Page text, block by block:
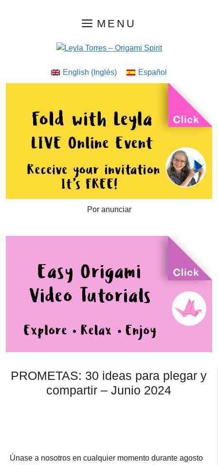
MENU
English ( Inglés) Español
Por anunciar
PROMETAS: 30 ideas para plegar y
compartir – Junio 2024
Únase a nosotros en cualquier momento durante agosto